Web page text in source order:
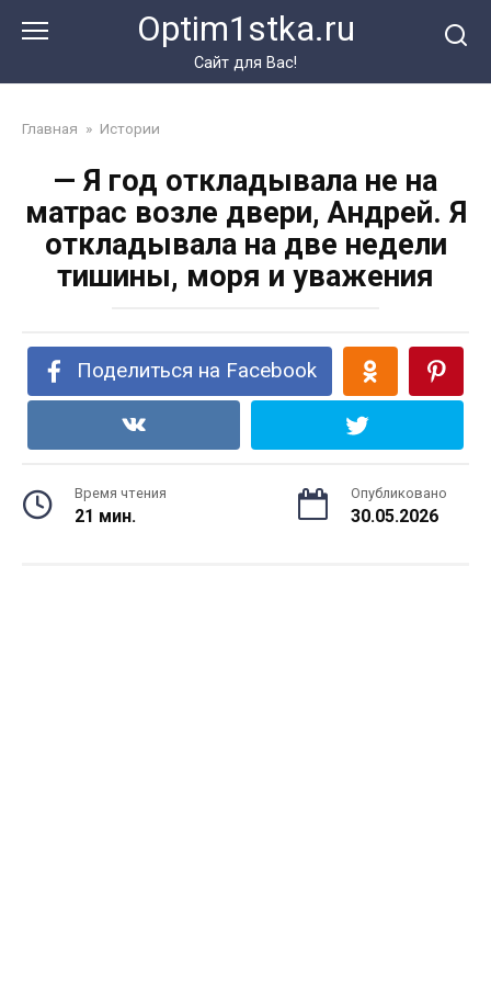
Optim1stka.ru
Сайт для Вас!
Главная » Истории
— Я год откладывала не на
матрас возле двери, Андрей. Я
откладывала на две недели
тишины, моря и уважения
Поделиться на Facebook
Время чтения
21 мин.
Опубликовано
30.05.2026